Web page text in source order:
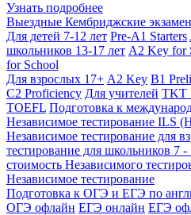
Узнать подробнее
Выездные Кембриджские
Для детей 7-12 лет Pre-A1 Starters
школьников 13-17 лет A2 Key for
for School
Для взрослых 17+ A2 Key B1
C2 Proficiency Для учителей TKT
TOEFL Подготовка к
Независимое тестирование ILS
Независимое тестирование для
тестирование для школьников 7 -
стоимость Независимого
Независимое тестирование
Подготовка к ОГЭ и ЕГЭ по
ОГЭ офлайн ЕГЭ онлайн ЕГЭ